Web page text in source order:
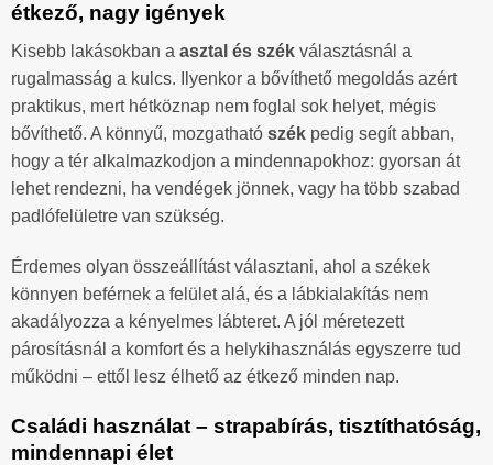
étkező, nagy igények
Kisebb lakásokban a asztal és szék választásnál a
rugalmasság a kulcs. Ilyenkor a bővíthető megoldás azért
praktikus, mert hétköznap nem foglal sok helyet, mégis
bővíthető. A könnyű, mozgatható szék pedig segít abban,
hogy a tér alkalmazkodjon a mindennapokhoz: gyorsan át
lehet rendezni, ha vendégek jönnek, vagy ha több szabad
padlófelületre van szükség.
Érdemes olyan összeállítást választani, ahol a székek
könnyen beférnek a felület alá, és a lábkialakítás nem
akadályozza a kényelmes lábteret. A jól méretezett
párosításnál a komfort és a helykihasználás egyszerre tud
működni – ettől lesz élhető az étkező minden nap.
Családi használat – strapabírás, tisztíthatóság,
mindennapi élet